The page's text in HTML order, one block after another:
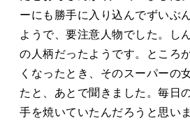
ーにも勝手に入り込んでずいぶ
ようで、要注意人物でした。し
の人柄だったようです。ところ
くなったとき、そのスーパーの
たと、あとで聞きました。毎日
手を焼いていたんだろうと思い